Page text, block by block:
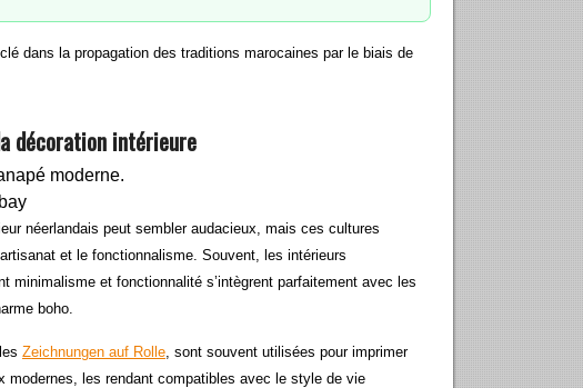
dans la propagation des traditions marocaines par le biais de
décoration intérieure
néerlandais peut sembler audacieux, mais ces cultures
et le fonctionnalisme. Souvent, les intérieurs
minimalisme et fonctionnalité s’intègrent parfaitement avec les
boho.
Zeichnungen auf Rolle , sont souvent utilisées pour imprimer
modernes, les rendant compatibles avec le style de vie